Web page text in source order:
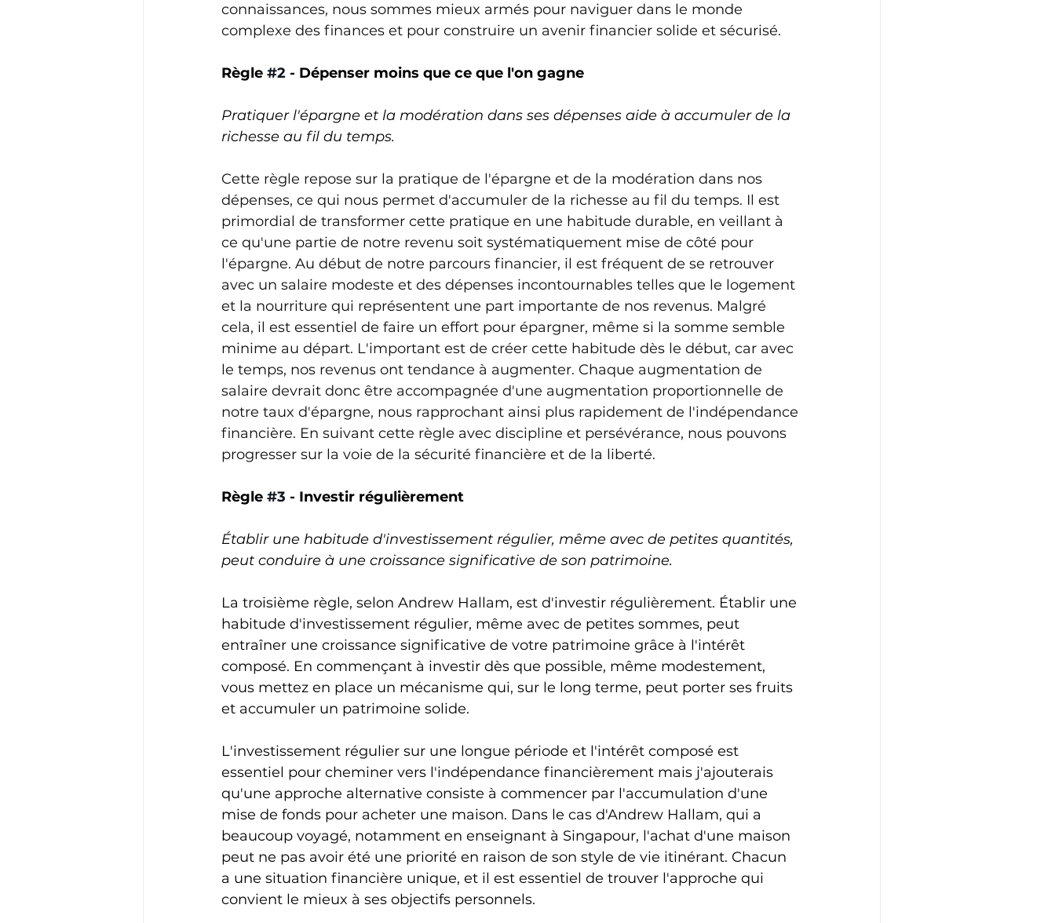
connaissances, nous sommes mieux armés pour naviguer dans le monde
complexe des finances et pour construire un avenir financier solide et sécurisé.
Règle #2 - Dépenser moins que ce que l'on gagne
Pratiquer l'épargne et la modération dans ses dépenses aide à accumuler de la
richesse au fil du temps.
Cette règle repose sur la pratique de l'épargne et de la modération dans nos
dépenses, ce qui nous permet d'accumuler de la richesse au fil du temps. Il est
primordial de transformer cette pratique en une habitude durable, en veillant à
ce qu'une partie de notre revenu soit systématiquement mise de côté pour
l'épargne. Au début de notre parcours financier, il est fréquent de se retrouver
avec un salaire modeste et des dépenses incontournables telles que le logement
et la nourriture qui représentent une part importante de nos revenus. Malgré
cela, il est essentiel de faire un effort pour épargner, même si la somme semble
minime au départ. L'important est de créer cette habitude dès le début, car avec
le temps, nos revenus ont tendance à augmenter. Chaque augmentation de
salaire devrait donc être accompagnée d'une augmentation proportionnelle de
notre taux d'épargne, nous rapprochant ainsi plus rapidement de l'indépendance
financière. En suivant cette règle avec discipline et persévérance, nous pouvons
progresser sur la voie de la sécurité financière et de la liberté.
Règle #3 - Investir régulièrement
Établir une habitude d'investissement régulier, même avec de petites quantités,
peut conduire à une croissance significative de son patrimoine.
La troisième règle, selon Andrew Hallam, est d'investir régulièrement. Établir une
habitude d'investissement régulier, même avec de petites sommes, peut
entraîner une croissance significative de votre patrimoine grâce à l'intérêt
composé. En commençant à investir dès que possible, même modestement,
vous mettez en place un mécanisme qui, sur le long terme, peut porter ses fruits
et accumuler un patrimoine solide.
L'investissement régulier sur une longue période et l'intérêt composé est
essentiel pour cheminer vers l'indépendance financièrement mais j'ajouterais
qu'une approche alternative consiste à commencer par l'accumulation d'une
mise de fonds pour acheter une maison. Dans le cas d'Andrew Hallam, qui a
beaucoup voyagé, notamment en enseignant à Singapour, l'achat d'une maison
peut ne pas avoir été une priorité en raison de son style de vie itinérant. Chacun
a une situation financière unique, et il est essentiel de trouver l'approche qui
convient le mieux à ses objectifs personnels.